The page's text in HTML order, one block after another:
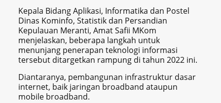
Kepala Bidang Aplikasi, Informatika dan Postel
Dinas Kominfo, Statistik dan Persandian
Kepulauan Meranti, Amat Safii MKom
menjelaskan, beberapa langkah untuk
menunjang penerapan teknologi informasi
tersebut ditargetkan rampung di tahun 2022 ini.
Diantaranya, pembangunan infrastruktur dasar
internet, baik jaringan broadband ataupun
mobile broadband.